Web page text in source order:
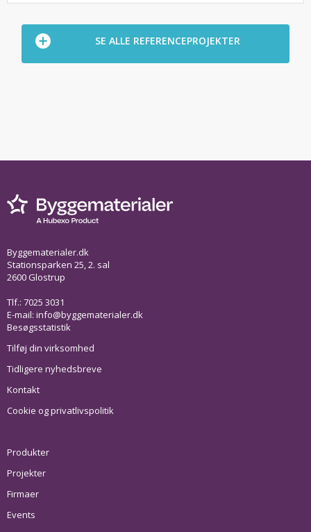
SE ALLE REFERENCEPROJEKTER
Byggematerialer.dk
Stationsparken 25, 2. sal
2600 Glostrup
Tlf.: 7025 3031
E-mail: info@byggematerialer.dk
Besøgsstatistik
Tilføj din virksomhed
Tidligere nyhedsbreve
Kontakt
Cookie og privatlivspolitik
Produkter
Projekter
Firmaer
Events